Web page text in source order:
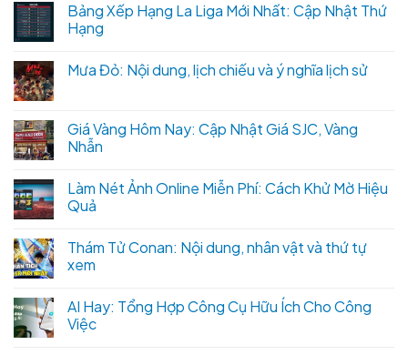
Bảng Xếp Hạng La Liga Mới Nhất: Cập Nhật Thứ
Hạng
Mưa Đỏ: Nội dung, lịch chiếu và ý nghĩa lịch sử
Giá Vàng Hôm Nay: Cập Nhật Giá SJC, Vàng
Nhẫn
Làm Nét Ảnh Online Miễn Phí: Cách Khử Mờ Hiệu
Quả
Thám Tử Conan: Nội dung, nhân vật và thứ tự
xem
AI Hay: Tổng Hợp Công Cụ Hữu Ích Cho Công
Việc